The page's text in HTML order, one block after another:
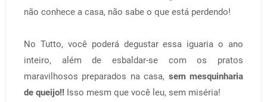
não conhece a casa, não sabe o que está perdendo!
No Tutto, você poderá degustar essa iguaria o ano
inteiro, além de esbaldar-se com os pratos
maravilhosos preparados na casa, sem mesquinharia
de queijo!!Isso mesm que você leu, sem miséria!